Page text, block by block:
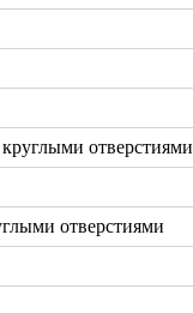
отверстиями
отверстиями